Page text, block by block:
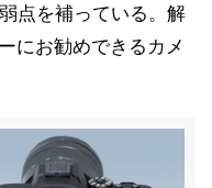
点を補っている。解
にお勧めできるカメ